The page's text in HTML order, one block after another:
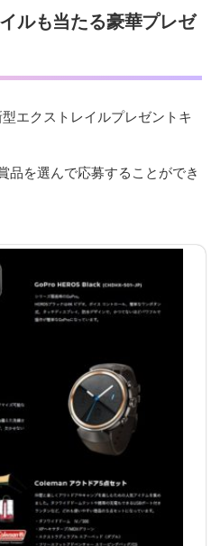
ルも当たる豪華プレゼ
エクストレイルプレゼントキ
品を選んで応募することができ